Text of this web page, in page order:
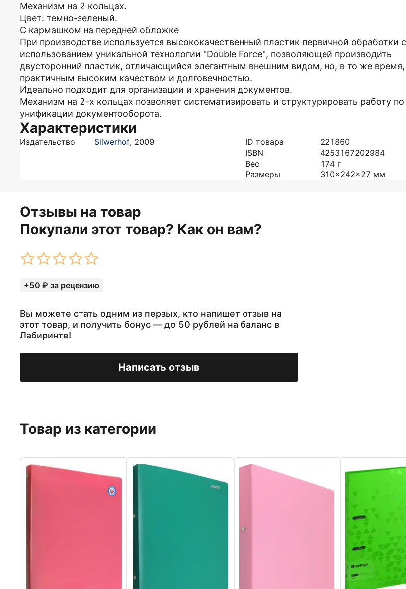
Механизм на 2 кольцах.
Цвет: темно-зеленый.
С кармашком на передней обложке
При производстве используется высококачественный пластик первичной обработки с
использованием уникальной технологии "Double Force", позволяющей производить
двусторонний пластик, отличающийся элегантным внешним видом, но, в то же время,
практичным высоким качеством и долговечностью.
Идеально подходит для организации и хранения документов.
Механизм на 2-х кольцах позволяет систематизировать и структурировать работу по
унификации документооборота.
Характеристики
Издательство Silwerhof, 2009 ID товара
221860
ISBN
4253167202984
Вес
174 г
Размеры
310x242x27 мм
Отзывы на товар
Покупали этот товар? Как он вам?
+50 ₽ за рецензию
Вы можете стать одним из первых, кто напишет отзыв на
этот товар, и получить бонус — до 50 рублей на баланс в
Лабиринте!
Написать отзыв
Товар из категории